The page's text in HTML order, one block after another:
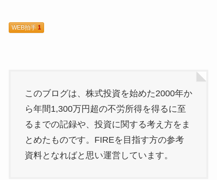
WEB拍手 1
このブログは、株式投資を始めた2000年か
ら年間1,300万円超の不労所得を得るに至
るまでの記録や、投資に関する考え方をま
とめたものです。FIREを目指す方の参考
資料となればと思い運営しています。